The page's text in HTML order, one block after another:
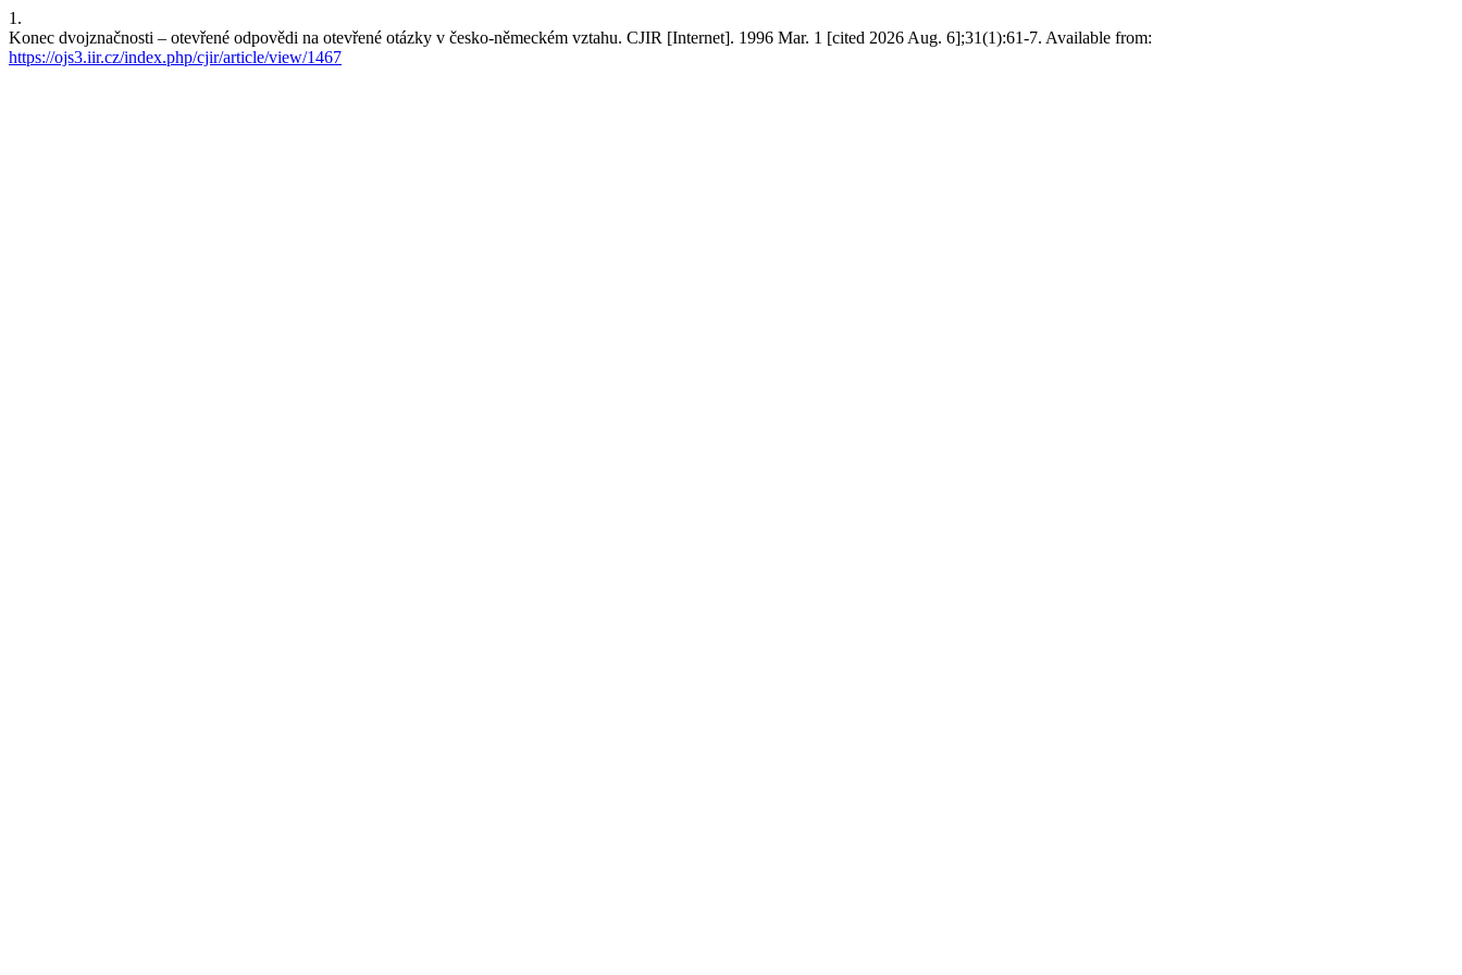
1.
Konec dvojznačnosti – otevřené odpovědi na otevřené otázky v česko-německém vztahu. CJIR [Internet]. 1996 Mar. 1 [cited 2026 Aug. 6];31(1):61-7. Available from:
https://ojs3.iir.cz/index.php/cjir/article/view/1467